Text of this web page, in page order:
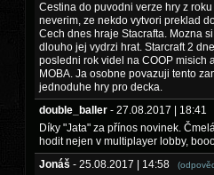
Cestina do puvodni verze hry z
neverim, ze nekdo vytvori preklad
Cech dnes hraje Stacrafta. Mozna
dlouho jej vydrzi hrat. Starcraft 2
posledni rok videl na COOP misich
MOBA. Ja osobne povazuji tento
jednoduhe hry pro decka.
double_baller - 27.08.2017 | 18:41
Díky "Jata" za přínos novinek.
hodit nejen v multiplayer lobby,
Jonáš - 25.08.2017 | 14:58